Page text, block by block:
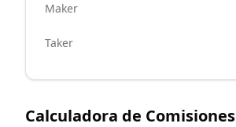
Maker
Taker
Calculadora de Comisiones